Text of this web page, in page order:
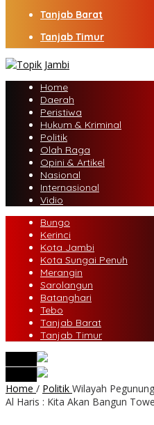
Tanjab Barat
Tanjab Timur
Home
Daerah
Peristiwa
Hukum & Kriminal
Politik
Olah Raga
Opini & Artikel
Nasional
Internasional
Vidio
Bungo
Kerinci
Kota Jambi
Kota Sungai Penuh
Merangin
Sarolangun
Batanghari
Tebo
Tanjab Barat
Tanjab Timur
Home / Politik Wilayah
Al Haris : Kita Akan Bangun